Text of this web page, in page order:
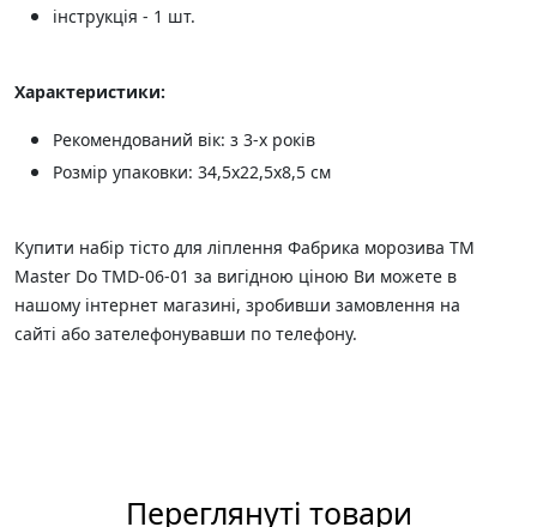
інструкція - 1 шт.
Характеристики:
Рекомендований вік: з 3-х років
Розмір упаковки: 34,5х22,5х8,5 см
Купити набір тісто для ліплення Фабрика морозива ТМ
Master Do TMD-06-01 за вигідною ціною Ви можете в
нашому інтернет магазині, зробивши замовлення на
сайті або зателефонувавши по телефону.
Переглянуті товари